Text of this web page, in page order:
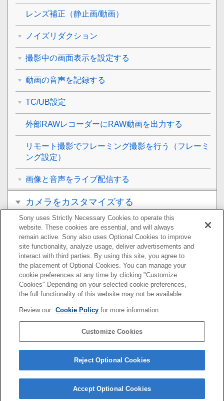
レンズ補正 （静止画/動画）
ノイズリダクション
撮影中の画面表示を設定する
動画の音声を記録する
TC/UB設定
外部RAWレコーダーにRAW動画を出力する
リモート撮影でフレーミング撮影を行う（フレーミ
ング設定）
画像と音声をライブ配信する
カメラをカスタマイズする
再生する
カメラの設定を変更する
スマートフォンでできること
パソコンでできること
クラウドサービスを利用する
故障かな？と思ったら
Sony uses Strictly Necessary Cookies to operate this
website. These cookies are essential, and will always
remain active. Sony also uses Optional Cookies to improve
site functionality, analyze usage, deliver advertisements and
interact with third parties. By using this site, you agree to
the placement of Optional Cookies. You can manage your
cookie preferences at any time by clicking "Customize
Cookies" Depending on your selected cookie preferences,
the full functionality of this website may not be available.
Review our Cookie Policyfor more information.
Customize Cookies
Reject Optional Cookies
Accept Optional Cookies